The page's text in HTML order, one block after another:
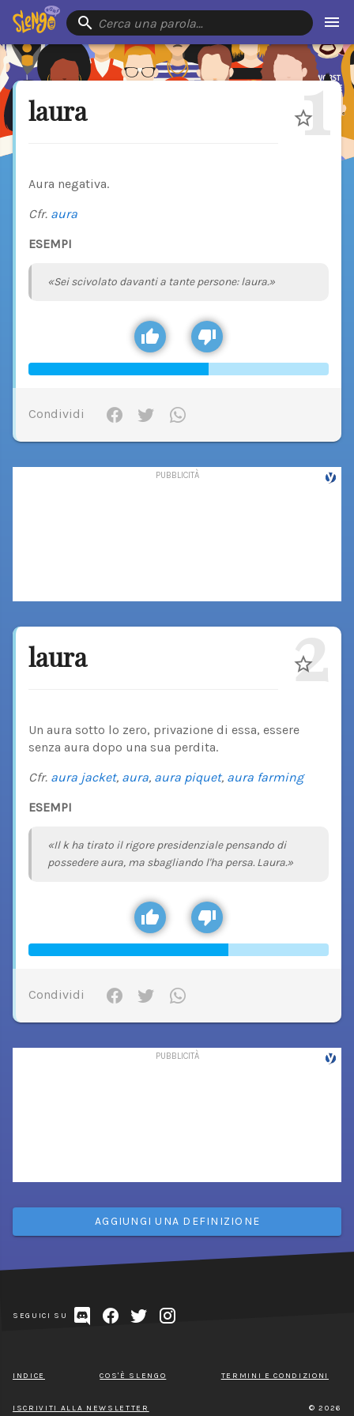
Cerca una parola…
laura 1
Aura negativa.
Cfr. aura
ESEMPI
«Sei scivolato davanti a tante persone: laura.»
Condividi
laura 2
Un aura sotto lo zero, privazione di essa, essere
senza aura dopo una sua perdita.
Cfr. aura jacket, aura, aura piquet, aura farming
ESEMPI
«Il k ha tirato il rigore presidenziale pensando di
possedere aura, ma sbagliando l'ha persa. Laura.»
Condividi
AGGIUNGI UNA DEFINIZIONE
SEGUICI SU
INDICE COS'È SLENGO TERMINI E CONDIZIONI
ISCRIVITI ALLA NEWSLETTER © 2026